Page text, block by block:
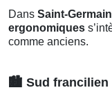
Dans Saint-
ergonomiques
comme anciens.
🏙️ Sud francilien